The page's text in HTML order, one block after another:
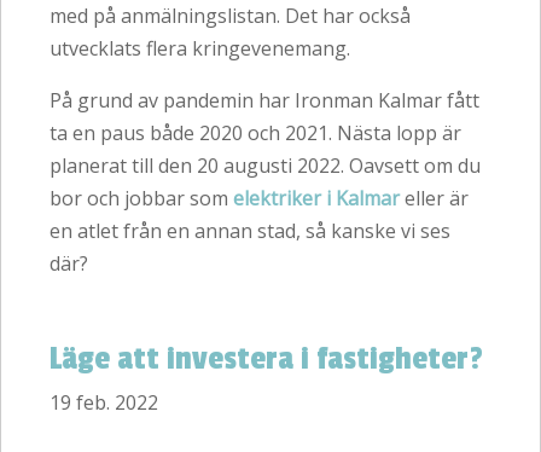
med på anmälningslistan. Det har också
utvecklats flera kringevenemang.
På grund av pandemin har Ironman Kalmar fått
ta en paus både 2020 och 2021. Nästa lopp är
planerat till den 20 augusti 2022. Oavsett om du
bor och jobbar som elektriker i Kalmareller är
en atlet från en annan stad, så kanske vi ses
där?
Läge att investera i fastigheter?
19 feb. 2022